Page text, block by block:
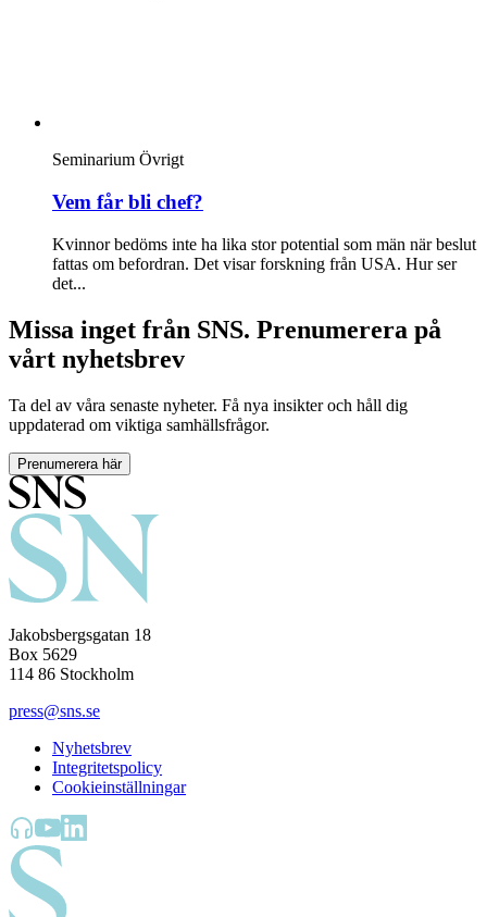
Seminarium Övrigt
Vem får bli chef?
Kvinnor bedöms inte ha lika stor potential som män när beslut
fattas om befordran. Det visar forskning från USA. Hur ser
det...
Missa inget från SNS. Prenumerera på
vårt nyhetsbrev
Ta del av våra senaste nyheter. Få nya insikter och håll dig
uppdaterad om viktiga samhällsfrågor.
Prenumerera här
Jakobsbergsgatan 18
Box 5629
114 86 Stockholm
press@sns.se
Nyhetsbrev
Integritetspolicy
Cookieinställningar